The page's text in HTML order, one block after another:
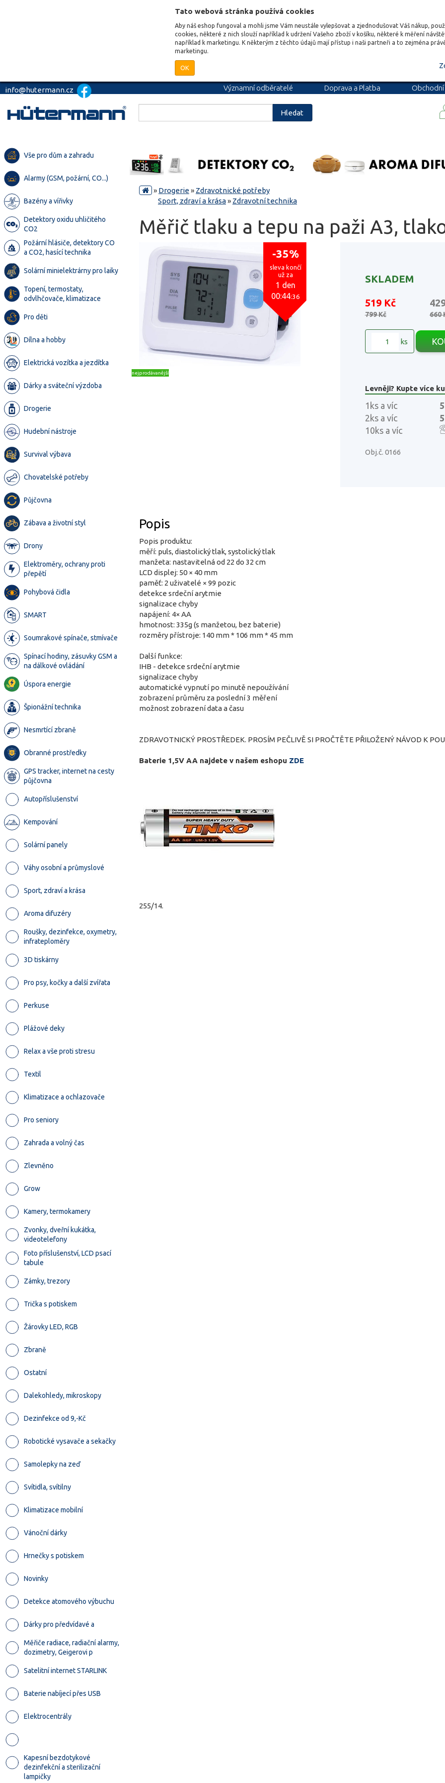
Tato webová stránka používá cookies
Aby náš eshop fungoval a mohli jsme Vám neustále vylepšovat a zjednodušovat Váš nákup,
cookies, některé z nich slouží například k udržení Vašeho zboží v košíku, některé k měření
například k marketingu. K některým z těchto údajů mají přístup i naši partneři a to zejména
marketingu.
OK
info@hutermann.cz Významní odběratelé Doprava a Platba
Obchodní
Hledat
Vše pro dům a zahradu
Alarmy (GSM, požární, CO...)
Bazény a vířivky
Detektory oxidu uhličitého
CO2
Požární hlásiče, detektory CO
a CO2, hasící technika
Solární minielektrárny pro laiky
Topení, termostaty,
odvlhčovače, klimatizace
Pro děti
Dílna a hobby
Elektrická vozítka a jezdítka
Dárky a sváteční výzdoba
Drogerie
Hudební nástroje
Survival výbava
Chovatelské potřeby
Půjčovna
Zábava a životní styl
Drony
Elektroměry, ochrany proti
přepětí
Pohybová čidla
SMART
Soumrakové spínače, stmívače
Spínací hodiny, zásuvky GSM a
na dálkové ovládání
Úspora energie
Špionážní technika
Nesmrtící zbraně
Obranné prostředky
GPS tracker, internet na cesty
půjčovna
Autopříslušenství
Kempování
Solární panely
Váhy osobní a průmyslové
Sport, zdraví a krása
Aroma difuzéry
Roušky, dezinfekce, oxymetry,
infrateploměry
3D tiskárny
Pro psy, kočky a další zvířata
Perkuse
Plážové deky
Relax a vše proti stresu
Textil
Klimatizace a ochlazovače
Pro seniory
Zahrada a volný čas
Zlevněno
Grow
Kamery, termokamery
Zvonky, dveřní kukátka,
videotelefony
Foto příslušenství, LCD psací
tabule
Zámky, trezory
Trička s potiskem
Žárovky LED, RGB
Zbraně
Ostatní
Dalekohledy, mikroskopy
Dezinfekce od 9,-Kč
Robotické vysavače a sekačky
Samolepky na zeď
Svítidla, svítilny
Klimatizace mobilní
Vánoční dárky
Hrnečky s potiskem
Novinky
Detekce atomového výbuchu
Dárky pro předvídavé a
Měřiče radiace, radiační alarmy,
dozimetry, Geigerovi p
Satelitní internet STARLINK
Baterie nabíjecí přes USB
Elektrocentrály
Kapesní bezdotykové
dezinfekční a sterilizační
lampičky
» Drogerie» Zdravotnické potřeby
Sport, zdraví a krása» Zdravotní technika
Měřič tlaku a tepu na paži A3,
-35%
sleva končí
už za
1 den
00:44:35
nejprodávanější
SKLADEM
519 Kč
799 Kč 660
ks
Levněji? Kupte více
1ks a víc
2ks a víc
10ks a víc
Obj.č. 0166
Popis
Popis produktu:
měří: puls, diastolický tlak, systolický tlak
manžeta: nastavitelná od 22 do 32 cm
LCD displej: 50 × 40 mm
paměť: 2 uživatelé × 99 pozic
detekce srdeční arytmie
signalizace chyby
napájení: 4× AA
hmotnost: 335g (s manžetou, bez baterie)
rozměry přístroje: 140 mm * 106 mm * 45 mm
Další funkce:
IHB - detekce srdeční arytmie
signalizace chyby
automatické vypnutí po minutě nepoužívání
zobrazení průměru za poslední 3 měření
možnost zobrazení data a času
ZDRAVOTNICKÝ PROSTŘEDEK. PROSÍM PEČLIVĚ SI PROČTĚTE PŘILOŽENÝ NÁVOD K
Baterie 1,5V AA najdete v našem eshopu ZDE
255/14.